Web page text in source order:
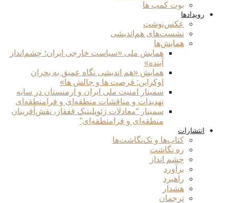
بوت کمپ ها
رویدادها
عکس‌نوشت
نشست‌های هم‌اندیشی
همایش‌ها
همایش ملی «سیاست خارجی ایران؛ چشم‌انداز
آینده»
همایش «هم اندیشی نگاه عمیق به بحران
اوکراین: فرصت ها و چالش ها»
سمینار امنیت ملی ایران و ارمنستان در سایه
تهدیدات و مناقشات منطقه‌ای و فرامنطقه‌ای
سمینار “معادلات ژئوپلیتیک قفقاز، نقش‌آفرینان
منطقه‌ای و فرامنطقه‌ای”
انتشارات
کتاب‌ها و تک‌نگاشت‌ها
ره نگاشت
چشم انداز
برآورد
راهبرد
هشدار
ترجمان